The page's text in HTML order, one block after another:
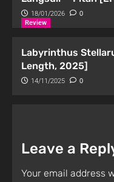
18/01/2026 0
Review
Labyrinthus
Length, 2025]
14/11/2025 0
Leave a
Your email address